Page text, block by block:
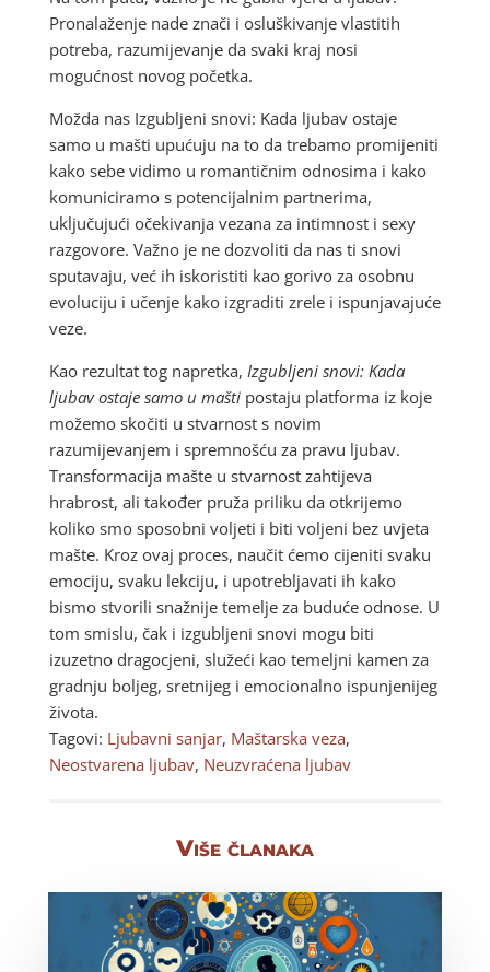
Pronalaženje nade znači i osluškivanje vlastitih
potreba, razumijevanje da svaki kraj nosi
mogućnost novog početka.
Možda nas Izgubljeni snovi: Kada ljubav ostaje
samo u mašti upućuju na to da trebamo promijeniti
kako sebe vidimo u romantičnim odnosima i kako
komuniciramo s potencijalnim partnerima,
uključujući očekivanja vezana za intimnost i sexy
razgovore. Važno je ne dozvoliti da nas ti snovi
sputavaju, već ih iskoristiti kao gorivo za osobnu
evoluciju i učenje kako izgraditi zrele i ispunjavajuće
veze.
Kao rezultat tog napretka, Izgubljeni snovi: Kada
ljubav ostaje samo u maštipostaju platforma iz koje
možemo skočiti u stvarnost s novim
razumijevanjem i spremnošću za pravu ljubav.
Transformacija mašte u stvarnost zahtijeva
hrabrost, ali također pruža priliku da otkrijemo
koliko smo sposobni voljeti i biti voljeni bez uvjeta
mašte. Kroz ovaj proces, naučit ćemo cijeniti svaku
emociju, svaku lekciju, i upotrebljavati ih kako
bismo stvorili snažnije temelje za buduće odnose. U
tom smislu, čak i izgubljeni snovi mogu biti
izuzetno dragocjeni, služeći kao temeljni kamen za
gradnju boljeg, sretnijeg i emocionalno ispunjenijeg
života.
Tagovi: Ljubavni sanjar, Maštarska veza,
Neostvarena ljubav, Neuzvraćena ljubav
Više članaka